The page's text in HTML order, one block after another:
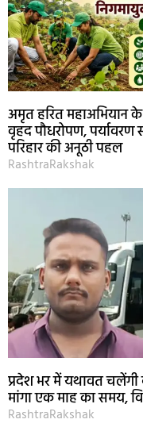
अमृत हरित महाअभियान
वृहद पौधरोपण, पर्यावरण
परिहार की अनूठी पहल
RashtraRakshak
प्रदेश भर में यथावत चलेंगी
मांगा एक माह का समय,
RashtraRakshak